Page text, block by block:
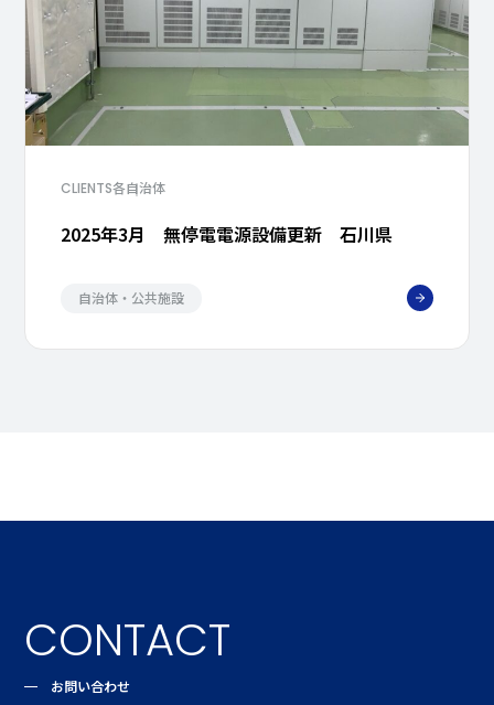
CLIENTS各自治体
2025年3月 無停電電源設備更新 石川県
自治体・公共施設
CONTACT
お問い合わせ